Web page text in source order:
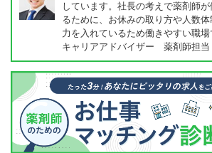
しています。社長の考えで薬剤師
るために、お休みの取り方や人数
力を入れているため働きやすい職場
キャリアアドバイザー 薬剤師担当